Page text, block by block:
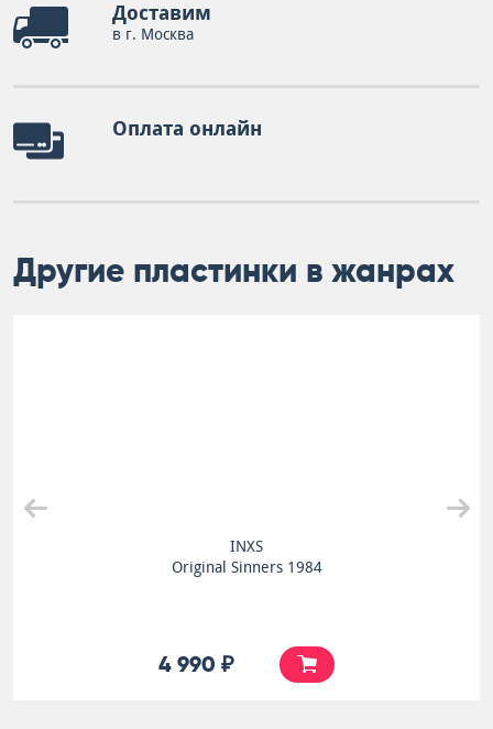
Доставим
в г. Москва
Оплата онлайн
Другие пластинки в жанрах
INXS
Original Sinners 1984
4 990 ₽